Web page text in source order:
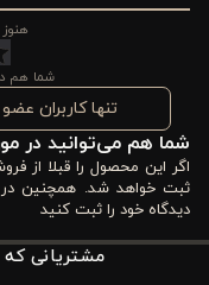
ساده و کاربردی ساخته
هم در مهمانی‌ها جلوه
مقاوم در کنار دسته
خوبی بین دوام، زیبایی و
از طرف دیگر، طراحی
دنبال کاردی هستید
شما هم
تنها کاربران
شما هم می‌توانید در
اگر این محصول را قبلا از
ثبت خواهد شد. همچنین در
دیدگاه خود را ثبت کنید
مشتریانی که